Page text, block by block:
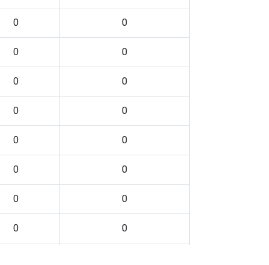
0 0
0 0
0 0
0 0
0 0
0 0
0 0
0 0